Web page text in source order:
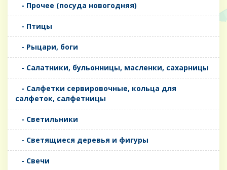
- Прочее (посуда новогодняя)
- Птицы
- Рыцари, боги
- Салатники, бульонницы, масленки, сахарницы
- Салфетки сервировочные, кольца для
салфеток, салфетницы
- Светильники
- Светящиеся деревья и фигуры
- Свечи